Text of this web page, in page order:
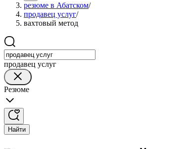
резюме в Абатском/
продавец услуг/
вахтовый метод
продавец услуг
Резюме
Найти